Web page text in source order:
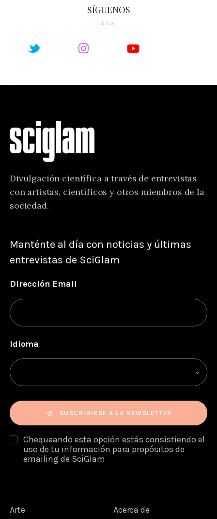
SÍGUENOS
Divulgación científica a través de entrevistas
con artistas, científicos y otros miembros de la
sociedad.
Manténte al día con noticias y últimas
entrevistas de SciGlam
Dirección Email
Idioma
SUSCRIBIRSE A LA NEWSLETTER
Chequeando esta opción estás consistiendo el
uso de tu información para propósitos de
emailing de SciGlam
Arte Acerca de